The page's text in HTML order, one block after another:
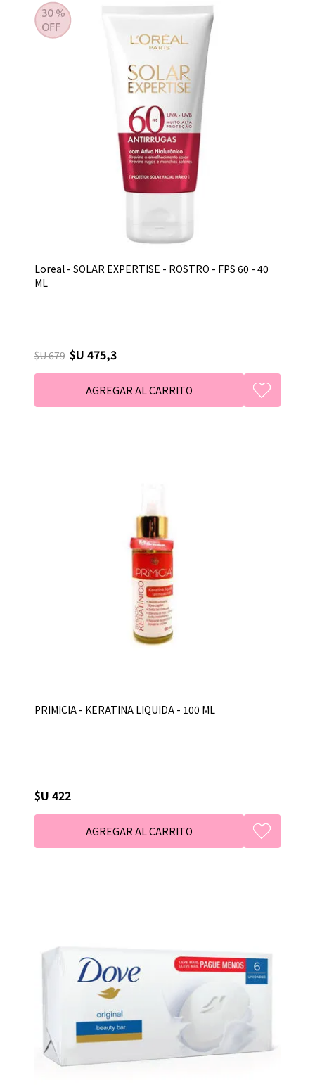
Loreal - SOLAR EXPERTISE - ROSTRO - FPS 60 - 40
ML
$U 679 $U 475,3
PRIMICIA - KERATINA LIQUIDA - 100 ML
$U 422